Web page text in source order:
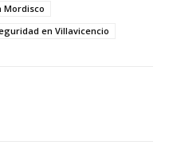
Mordisco
en Villavicencio